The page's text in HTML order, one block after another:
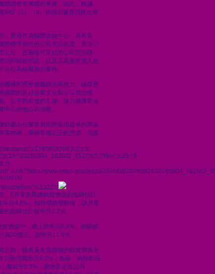
續調查壹傳媒的事務，因此，根據
845（1）（a）條指示審查員終止有
，香港作為國際金融中心，具有良
際標準相符的公司管治制度。香港公
公司，普遍恪守良好的公司管治標
治和財政問題，以及其高層管理人員
法行為純屬個別事件。
機構和商界會繼續共同努力，確保香
國際的良好企業文化和公司管治標
、公平和有效的市場，致力維護香港
中心的地位和信譽。
錦榮出任審查員期間展現超卓的專業
業精神，秉持客觀公正的態度，克盡
升
www.news.gov.hk/chi/2026/08/20260804/
，6月零售業總銷貨價值的臨時估計
年升4.6%。扣除價格變動後，該月零
的臨時估計按年升2.3%。
貨價值中，網上銷售佔9.4%，相關銷
為30億元，按年升11.6%。
首飾、鐘表及名貴禮物的銷貨價值升
分類消費品升9.3%；食品、酒類飲品
服裝升0.8%；藥物及化妝品升